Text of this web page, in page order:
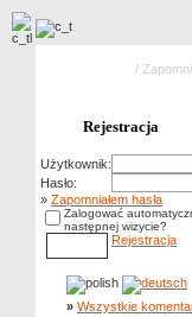
/
Rejestracja
Użytkownik:
Hasło:
» Zapomniałem hasła
Zalogować
następnej wizycie?
Rejestracja
» Wszystkie